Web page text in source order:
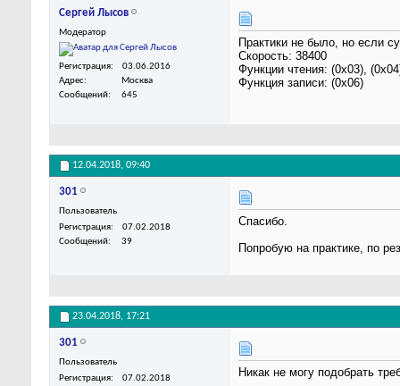
Сергей Лысов
Модератор
Регистрация
03.06.2016
Адрес
Москва
Сообщений
645
Практики не было, но если
Скорость: 38400
Функции чтения: (0x03),
Функция записи: (0x06)
12.04.2018, 09:40
301
Пользователь
Регистрация
07.02.2018
Сообщений
39
Спасибо.
Попробую на практике, по
23.04.2018, 17:21
301
Пользователь
Регистрация
07.02.2018
Никак не могу подобрать